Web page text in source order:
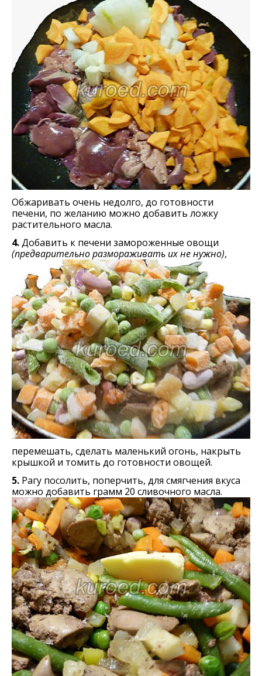
Обжаривать очень недолго, до готовности
печени, по желанию можно добавить ложку
растительного масла.
4.Добавить к печени замороженные овощи
(предварительно размораживать их не нужно),
перемешать, сделать маленький огонь, накрыть
крышкой и томить до готовности овощей.
5. Рагу посолить, поперчить, для смягчения вкуса
можно добавить грамм 20 сливочного масла.